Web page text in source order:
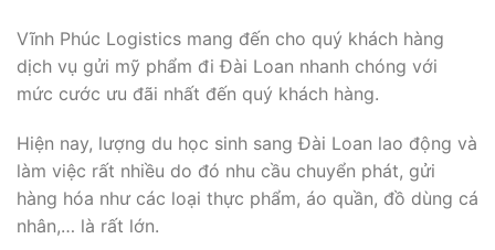
Vĩnh Phúc Logistics mang đến cho quý khách hàng
dịch vụ gửi mỹ phẩm đi Đài Loan nhanh chóng với
mức cước ưu đãi nhất đến quý khách hàng.
Hiện nay, lượng du học sinh sang Đài Loan lao động và
làm việc rất nhiều do đó nhu cầu chuyển phát, gửi
hàng hóa như các loại thực phẩm, áo quần, đồ dùng cá
nhân,… là rất lớn.